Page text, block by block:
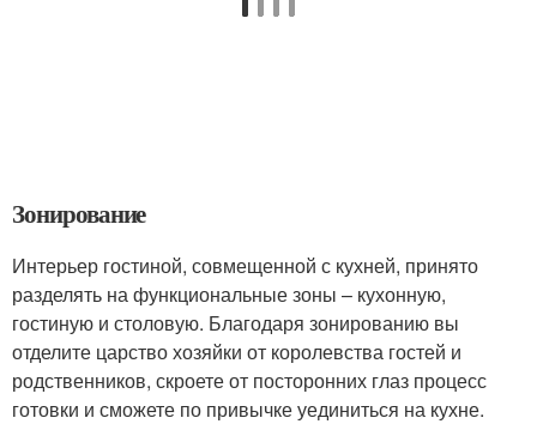
Зонирование
Интерьер гостиной, совмещенной с кухней, принято
разделять на функциональные зоны – кухонную,
гостиную и столовую. Благодаря зонированию вы
отделите царство хозяйки от королевства гостей и
родственников, скроете от посторонних глаз процесс
готовки и сможете по привычке уединиться на кухне.